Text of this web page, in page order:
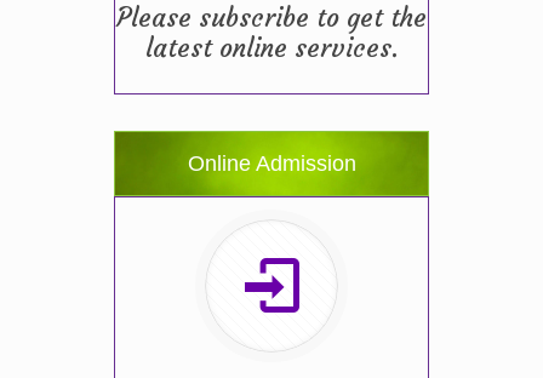
Please subscribe to get the
latest online services.
Online Admission